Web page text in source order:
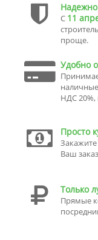
Надежно
С 11
проще.
Удобно
НДС 20%,
Просто
Закажите
Ваш
Только
Прямые